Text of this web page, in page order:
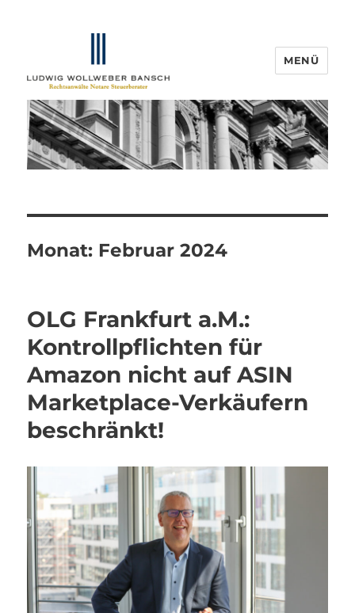
IP-Blogger.de
MENÜ
Monat: Februar 2024
OLG Frankfurt a.M.:
Kontrollpflichten für
Amazon nicht auf ASIN
Marketplace-Verkäufern
beschränkt!